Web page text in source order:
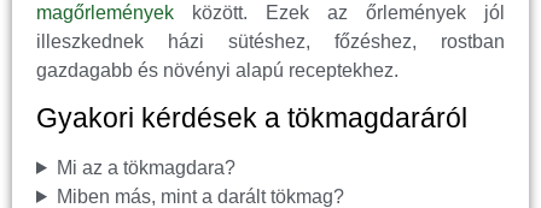
magőrlemények között. Ezek az őrlemények jól
illeszkednek házi sütéshez, főzéshez, rostban
gazdagabb és növényi alapú receptekhez.
Gyakori kérdések a tökmagdaráról
Mi az a tökmagdara?
Miben más, mint a darált tökmag?